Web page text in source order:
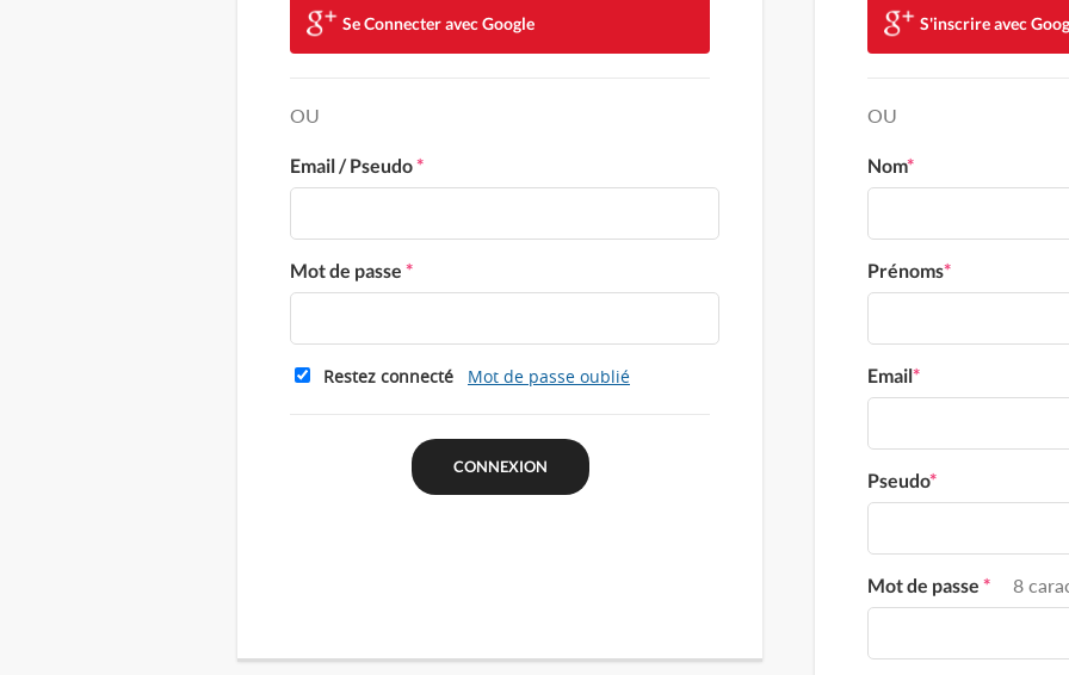
Se Connecter avec Google
OU
Email / Pseudo*
Mot de passe *
Restez connecté Mot de passe oublié
S'inscrire avec
OU
Nom*
Prénoms*
Email*
Pseudo*
Mot de passe * 8